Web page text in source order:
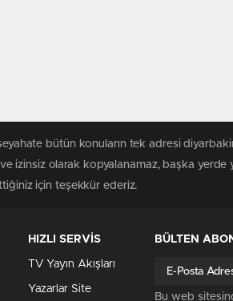
bütün konuların tek adresi
izinsiz olarak kopyalanamaz, başka yerde
için teşekkür ederiz.
HIZLI SERVİS
TV Yayın Akışları
Yazarlar Site
BÜLTEN
Bu web